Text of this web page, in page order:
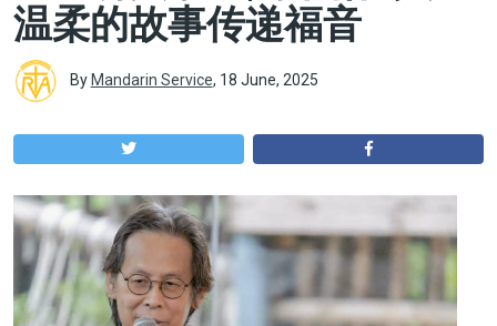
温柔的故事传递福音
By Mandarin Service, 18 June, 2025